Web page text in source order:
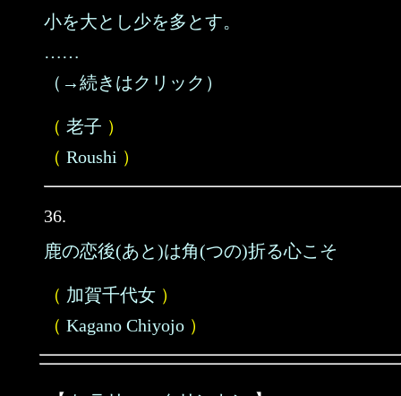
小を大とし少を多とす。
……
（→続きはクリック）
（ 老子 ）
（ Roushi ）
36.
鹿の恋後(あと)は角(つの)折る心こそ
（ 加賀千代女 ）
（ Kagano Chiyojo ）